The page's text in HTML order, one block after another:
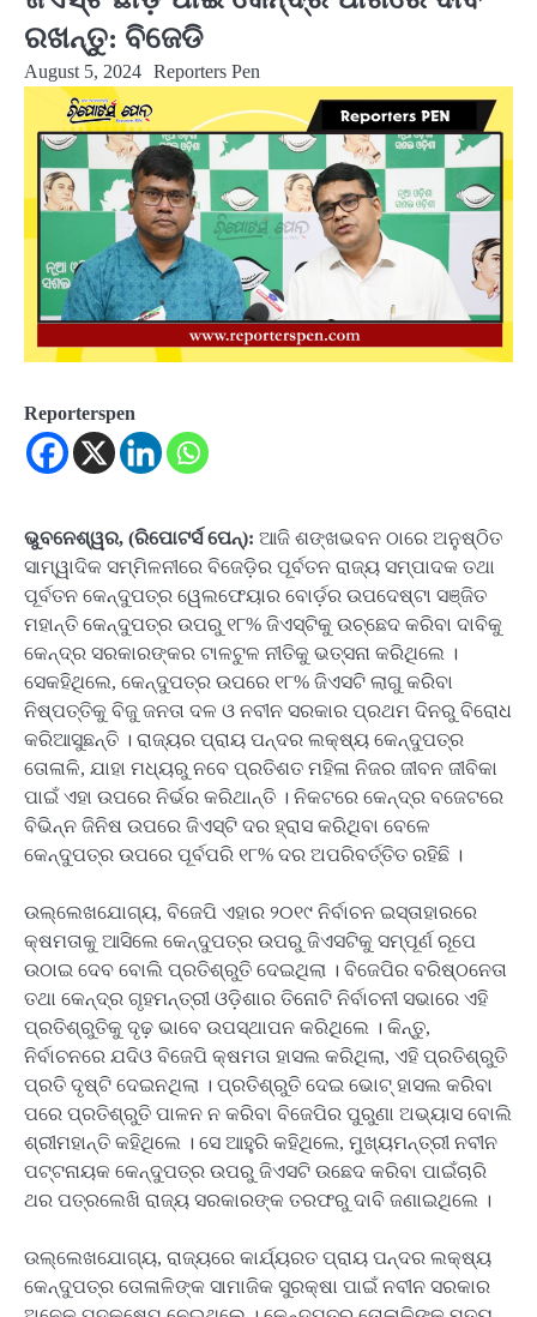
ରଖନ୍ତୁ: ବିଜେଡି
August 5, 2024 Reporters Pen
Reporterspen
ଭୁବନେଶ୍ୱର, (ରିପୋଟର୍ସ ପେନ୍‌): ଆଜି ଶଙ୍ଖଭବନ ଠାରେ ଅନୁଷ୍ଠିତ
ସାମ୍ୱାଦିକ ସମ୍ମିଳନୀରେ ବିଜେଡ଼ିର ପୂର୍ବତନ ରାଜ୍ୟ ସମ୍ପାଦକ ତଥା
ପୂର୍ବତନ କେନ୍ଦୁପତ୍ର ୱେଲଫେୟାର ବୋର୍ଡ଼ର ଉପଦେଷ୍ଟା ସଞ୍ଜିତ
ମହାନ୍ତି କେନ୍ଦୁପତ୍ର ଉପରୁ ୧୮% ଜିଏସ୍‌ଟିକୁ ଉଚ୍ଛେଦ କରିବା ଦାବିକୁ
କେନ୍ଦ୍ର ସରକାରଙ୍କର ଟାଳଟୁଳ ନୀତିକୁ ଭତ୍ସନା କରିଥିଲେ ।
ସେକହିଥିଲେ, କେନ୍ଦୁପତ୍ର ଉପରେ ୧୮% ଜିଏସଟି ଲାଗୁ କରିବା
ନିଷ୍ପତ୍ତିକୁ ବିଜୁ ଜନତା ଦଳ ଓ ନବୀନ ସରକାର ପ୍ରଥମ ଦିନରୁ ବିରୋଧ
କରିଆସୁଛନ୍ତି । ରାଜ୍ୟର ପ୍ରାୟ ପନ୍ଦର ଲକ୍ଷ୍ୟ କେନ୍ଦୁପତ୍ର
ତୋଳାଳି, ଯାହା ମଧ୍ୟରୁ ନବେ ପ୍ରତିଶତ ମହିଳା ନିଜର ଜୀବନ ଜୀବିକା
ପାଇଁ ଏହା ଉପରେ ନିର୍ଭର କରିଥାନ୍ତି । ନିକଟରେ କେନ୍ଦ୍ର ବଜେଟରେ
ବିଭିନ୍ନ ଜିନିଷ ଉପରେ ଜିଏସ୍‌ଟି ଦର ହ୍ରାସ କରିଥିବା ବେଳେ
କେନ୍ଦୁପତ୍ର ଉପରେ ପୂର୍ବପରି ୧୮% ଦର ଅପରିବର୍ତ୍ତିତ ରହିଛି ।
ଉଲ୍ଲେଖଯୋଗ୍ୟ, ବିଜେପି ଏହାର ୨୦୧୯ ନିର୍ବାଚନ ଇସ୍ତାହାରରେ
କ୍ଷମତାକୁ ଆସିଲେ କେନ୍ଦୁପତ୍ର ଉପରୁ ଜିଏସଟିକୁ ସମ୍ପୂର୍ଣ ରୂପେ
ଉଠାଇ ଦେବ ବୋଲି ପ୍ରତିଶ୍ରୁତି ଦେଇଥିଲା । ବିଜେପିର ବରିଷ୍ଠନେତା
ତଥା କେନ୍ଦ୍ର ଗୃହମନ୍ତ୍ରୀ ଓଡ଼ିଶାର ତିନୋଟି ନିର୍ବାଚନୀ ସଭାରେ ଏହି
ପ୍ରତିଶ୍ରୁତିକୁ ଦୃଢ଼ ଭାବେ ଉପସ୍ଥାପନ କରିଥିଲେ । କିନ୍ତୁ,
ନିର୍ବାଚନରେ ଯଦିଓ ବିଜେପି କ୍ଷମତା ହାସଲ କରିଥିଲା, ଏହି ପ୍ରତିଶ୍ରୁତି
ପ୍ରତି ଦୃଷ୍ଟି ଦେଇନଥିଲା । ପ୍ରତିଶ୍ରୁତି ଦେଇ ଭୋଟ୍‌ ହାସଲ କରିବା
ପରେ ପ୍ରତିଶ୍ରୁତି ପାଳନ ନ କରିବା ବିଜେପିର ପୁରୁଣା ଅଭ୍ୟାସ ବୋଲି
ଶ୍ରୀମହାନ୍ତି କହିଥିଲେ । ସେ ଆହୁରି କହିଥିଲେ, ମୁଖ୍ୟମନ୍ତ୍ରୀ ନବୀନ
ପଟ୍ଟନାୟକ କେନ୍ଦୁପତ୍ର ଉପରୁ ଜିଏସଟି ଉଛେଦ କରିବା ପାଇଁଚାରି
ଥର ପତ୍ରଲେଖି ରାଜ୍ୟ ସରକାରଙ୍କ ତରଫରୁ ଦାବି ଜଣାଇଥିଲେ ।
ଉଲ୍ଲେଖଯୋଗ୍ୟ, ରାଜ୍ୟରେ କାର୍ଯ୍ୟରତ ପ୍ରାୟ ପନ୍ଦର ଲକ୍ଷ୍ୟ
କେନ୍ଦୁପତ୍ର ତୋଳାଳିଙ୍କ ସାମାଜିକ ସୁରକ୍ଷା ପାଇଁ ନବୀନ ସରକାର